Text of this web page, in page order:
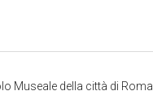
Museale della città di Roma